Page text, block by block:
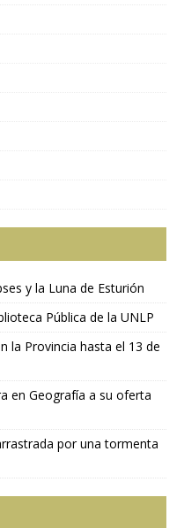
y la Luna de Esturión
Pública de la UNLP
la Provincia hasta el 13 de
en Geografía a su oferta
por una tormenta